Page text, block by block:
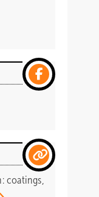
coatings,